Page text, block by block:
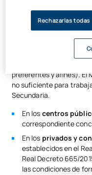
El máster en formación
Licenciados y
Educación Secundaria
Profesional o
suficiente en las
preferentes y afines). El
no suficiente para
Secundaria.
En los centros
correspondiente
En los privados y
establecidos en el
Real Decreto 665/
las condiciones de
Rechazarlas todas